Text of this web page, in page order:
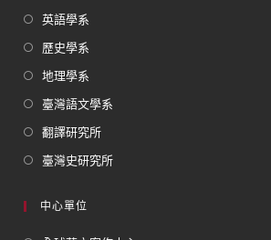
英語學系
歷史學系
地理學系
臺灣語文學系
翻譯研究所
臺灣史研究所
中心單位